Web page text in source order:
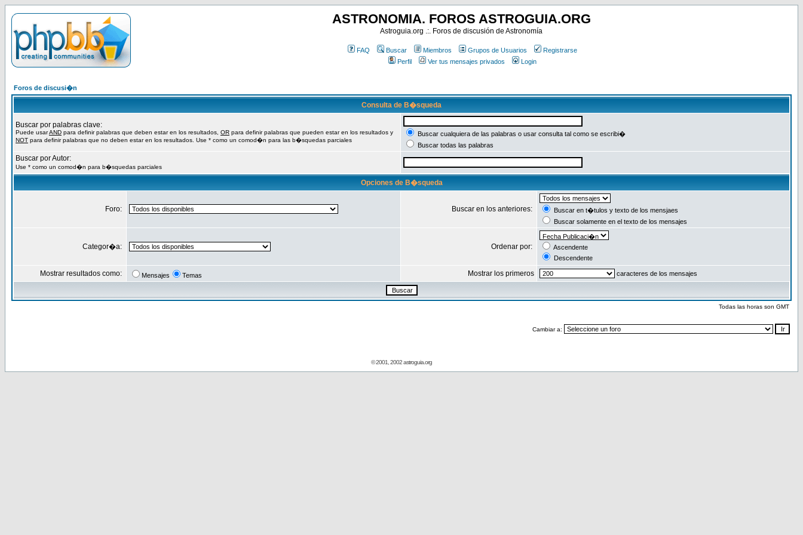
ASTRONOMIA. FOROS ASTROGUIA.ORG
Astroguia.org .:. Foros de discusión de Astronomía
FAQ Buscar Miembros Grupos de Usuarios
Registrarse
Perfil
Ver tus mensajes privados Login
Foros de discusi�n
Consulta de B�squeda
Buscar por palabras clave:
Puede usarAND para definir palabras que deben estar en los resultados, OR para definir palabras que pueden estar en los resultados y
NOT para definir palabras que no deben estar en los resultados. Use * como un comod�n para las b�squedas parciales
Buscar cualquiera de las palabras o usar consulta tal como se escribi�
Buscar todas las palabras
Buscar por Autor:
Use * como un comod�n para b�squedas parciales
Opciones de B�squeda
Foro: Buscar en los anteriores:
Buscar en t�tulos y texto de los mensjaes
Buscar solamente en el texto de los mensajes
Categor�a: Ordenar por:
Ascendente
Descendente
Mostrar resultados como: Mensajes Temas Mostrar los primeros caracteres de los mensajes
Todas las horas son GMT
Cambiar a:
© 2001, 2002 astroguia.org